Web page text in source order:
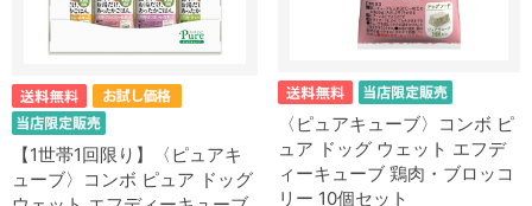
【1世帯1回限り】〈ピュアキ
ューブ〉コンボ ピュア ドッグ
〈ピュアキューブ〉コンボ ピ
ュア ドッグ ウェット エフデ
ィーキューブ 鶏肉・ブロッコ
リー 10個セット